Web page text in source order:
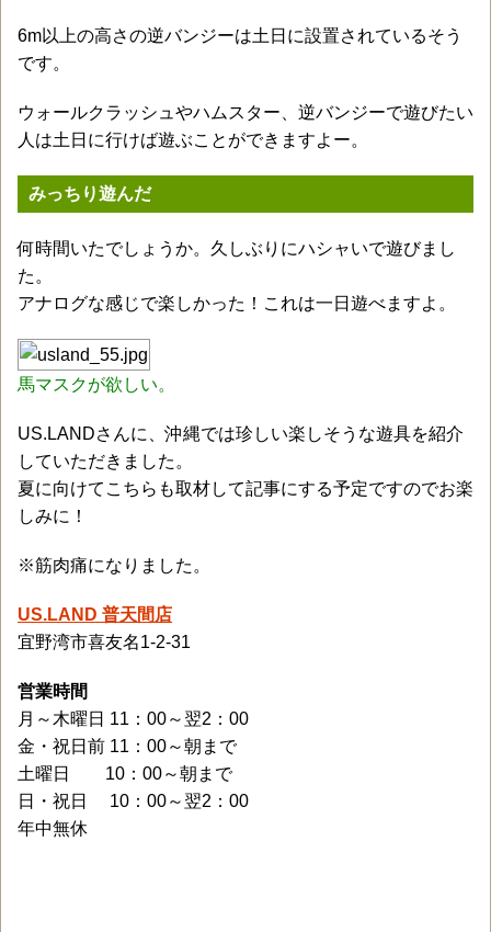
6m以上の高さの逆バンジーは土日に設置されているそう
です。
ウォールクラッシュやハムスター、逆バンジーで遊びたい
人は土日に行けば遊ぶことができますよー。
みっちり遊んだ
何時間いたでしょうか。久しぶりにハシャいで遊びまし
た。
アナログな感じで楽しかった！これは一日遊べますよ。
馬マスクが欲しい。
US.LANDさんに、沖縄では珍しい楽しそうな遊具を紹介
していただきました。
夏に向けてこちらも取材して記事にする予定ですのでお楽
しみに！
※筋肉痛になりました。
US.LAND 普天間店
宜野湾市喜友名1-2-31
営業時間
月～木曜日 11：00～翌2：00
金・祝日前 11：00～朝まで
土曜日 10：00～朝まで
日・祝日 10：00～翌2：00
年中無休